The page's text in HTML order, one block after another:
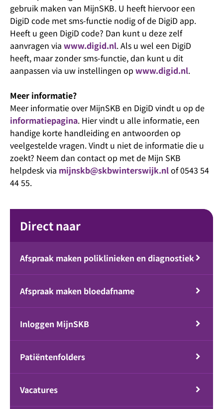
gebruik maken van MijnSKB. U heeft hiervoor een
DigiD code met sms-functie nodig of de DigiD app.
Heeft u geen DigiD code? Dan kunt u deze zelf
aanvragen via www.digid.nl. Als u wel een DigiD
heeft, maar zonder sms-functie, dan kunt u dit
aanpassen via uw instellingen op www.digid.nl.
Meer informatie?
Meer informatie over MijnSKB en DigiD vindt u op de
informatiepagina. Hier vindt u alle informatie, een
handige korte handleiding en antwoorden op
veelgestelde vragen.Vindt u niet de informatie die u
zoekt? Neem dan contact op met de Mijn SKB
helpdesk via mijnskb@skbwinterswijk.nlof 0543 54
44 55.
Direct naar
Afspraak maken poliklinieken en diagnostiek
Afspraak maken bloedafname
Inloggen MijnSKB
Patiëntenfolders
Vacatures